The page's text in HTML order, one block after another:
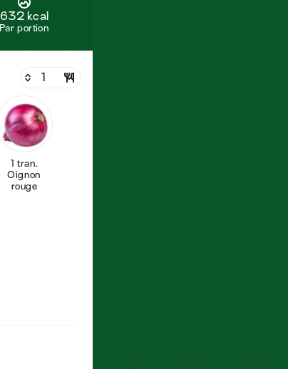
632 kcal
Par portion
1 tran.
Oignon
rouge